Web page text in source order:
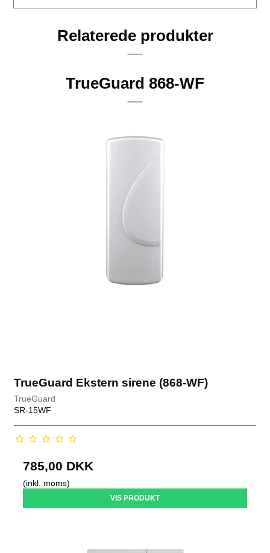
Relaterede produkter
TrueGuard 868-WF
TrueGuard Ekstern sirene (868-WF)
TrueGuard
SR-15WF
785,00 DKK
(inkl. moms)
VIS PRODUKT